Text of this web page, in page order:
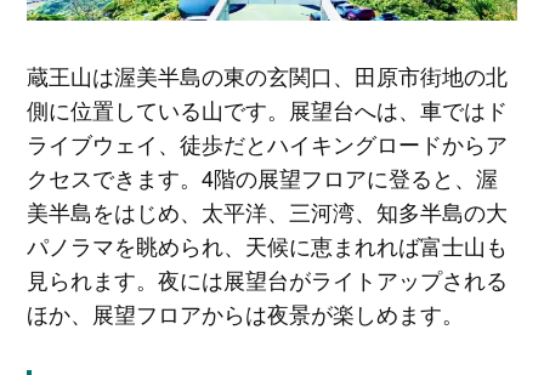
蔵王山は渥美半島の東の玄関口、田原市街地の北
側に位置している山です。展望台へは、車ではド
ライブウェイ、徒歩だとハイキングロードからア
クセスできます。4階の展望フロアに登ると、渥
美半島をはじめ、太平洋、三河湾、知多半島の大
パノラマを眺められ、天候に恵まれれば富士山も
見られます。夜には展望台がライトアップされる
ほか、展望フロアからは夜景が楽しめます。